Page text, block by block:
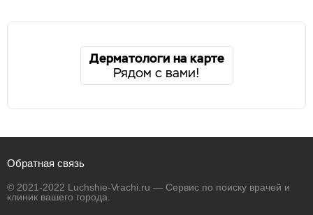
Дерматологи на карте
Рядом с вами!
Обратная связь
© 2021-2022 Luchshie-Vrachi.ru — Сервис по поиску врачей и
клиник вашего города.